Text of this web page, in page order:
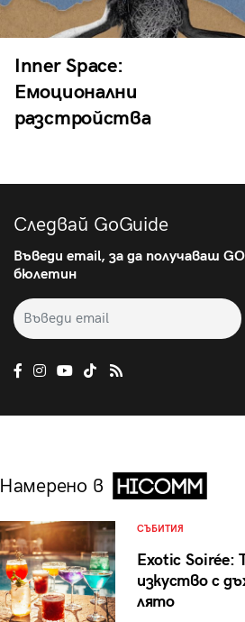
Inner Space:
Емоционални
разстройства
Следвай GoGuide
Въведи email, за да получаваш
бюлетин
Намерено в
СЪБИТИЯ
Exotic Soirée:
изкуство с
лято